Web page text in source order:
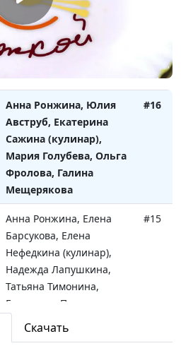
Авструб, Галина
Мещерякова (кулинар),
Екатерина Сажина,
Екатерина Петреева,
Татьяна Тимонина
Анна Ронжина, Юлия
Авструб, Екатерина
Сажина (кулинар),
Мария Голубева, Ольга
Фролова, Галина
Мещерякова
#16
Анна Ронжина, Елена
Барсукова, Елена
Нефедкина (кулинар),
Надежда Лапушкина,
Татьяна Тимонина,
Екатерина Петреева
#15
Анна Ронжина , Юлия
Скачать